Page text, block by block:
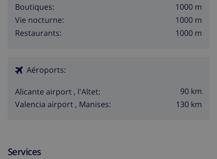
Boutiques:
1000 m
Vie nocturne:
1000 m
Restaurants:
1000 m
Aéroports:
Alicante airport , l'Altet:
90 km
Valencia airport , Manises:
130 km
Services